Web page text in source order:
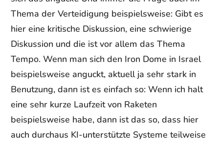
Thema der Verteidigung beispielsweise: Gibt es
hier eine kritische Diskussion, eine schwierige
Diskussion und die ist vor allem das Thema
Tempo. Wenn man sich den Iron Dome in Israel
beispielsweise anguckt, aktuell ja sehr stark in
Benutzung, dann ist es einfach so: Wenn ich halt
eine sehr kurze Laufzeit von Raketen
beispielsweise habe, dann ist das so, dass hier
auch durchaus KI-unterstützte Systeme teilweise